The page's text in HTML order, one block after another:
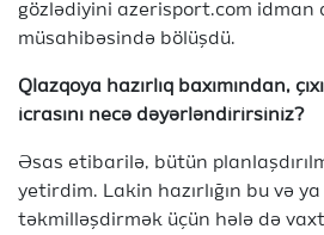
gözlədiyini azerisport.com idman
müsahibəsində bölüşdü.
Qlazqoya hazırlıq baxımından,
icrasını necə dəyərləndirirsiniz?
Əsas etibarilə, bütün
yetirdim. Lakin hazırlığın bu və
təkmilləşdirmək üçün hələ də